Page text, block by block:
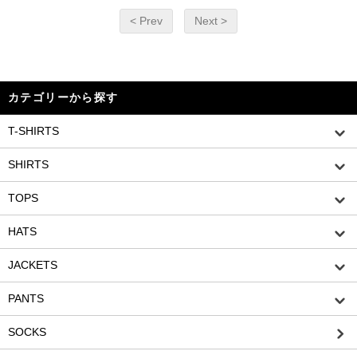
< Prev Next >
カテゴリーから探す
T-SHIRTS
SHIRTS
TOPS
HATS
JACKETS
PANTS
SOCKS